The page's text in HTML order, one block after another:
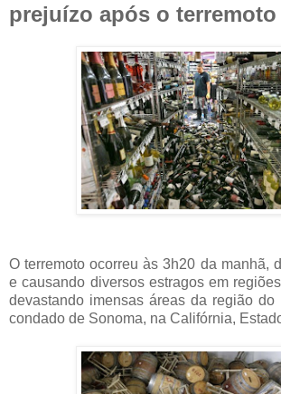
prejuízo após o terremoto
O terremoto ocorreu às 3h20 da manhã,
e causando diversos estragos em
devastando imensas áreas da região
condado de Sonoma, na Califórnia,